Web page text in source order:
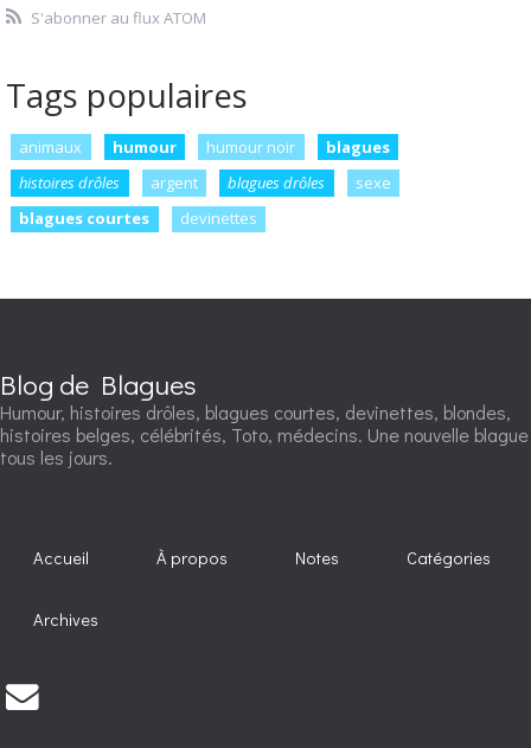
S'abonner au flux ATOM
Tags populaires
animaux humour humour noir
blagues
histoires drôles
argent blagues drôles
sexe
blagues courtes
devinettes
Blog de Blagues
Humour, histoires drôles, blagues courtes, devinettes, blondes,
histoires belges, célébrités, Toto, médecins. Une nouvelle blague
tous les jours.
Accueil À propos Notes Catégories
Archives